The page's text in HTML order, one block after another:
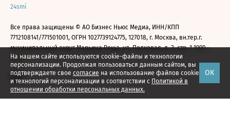
На нашем сайте используются cookie-файлы и технологии
персонализации. Продолжая пользоваться данным сайтом, вы
подтверждаете свое согласие на использование файлов cookie
и технологий персонализации в соответствии с Политикой в
отношении обработки персональных данных.
ОК
24smi
Все права защищены © АО Бизнес Ньюс Медиа, ИНН/КПП
7712108141/771501001, ОГРН 1027739124775, 127018, г. Москва, вн.тер.г.
муниципальный округ Марьина Роща, ул. Полковая, д. 3, стр. 1 1999—
2026